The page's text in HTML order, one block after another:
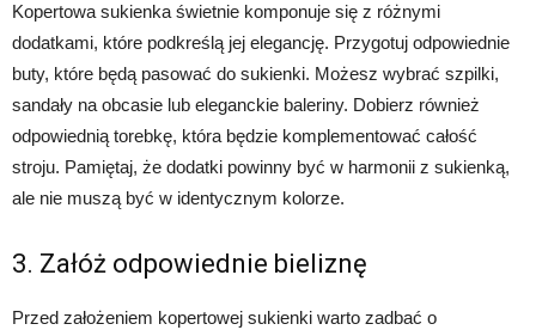
Kopertowa sukienka świetnie komponuje się z różnymi
dodatkami, które podkreślą jej elegancję. Przygotuj odpowiednie
buty, które będą pasować do sukienki. Możesz wybrać szpilki,
sandały na obcasie lub eleganckie baleriny. Dobierz również
odpowiednią torebkę, która będzie komplementować całość
stroju. Pamiętaj, że dodatki powinny być w harmonii z sukienką,
ale nie muszą być w identycznym kolorze.
3. Załóż odpowiednie bieliznę
Przed założeniem kopertowej sukienki warto zadbać o